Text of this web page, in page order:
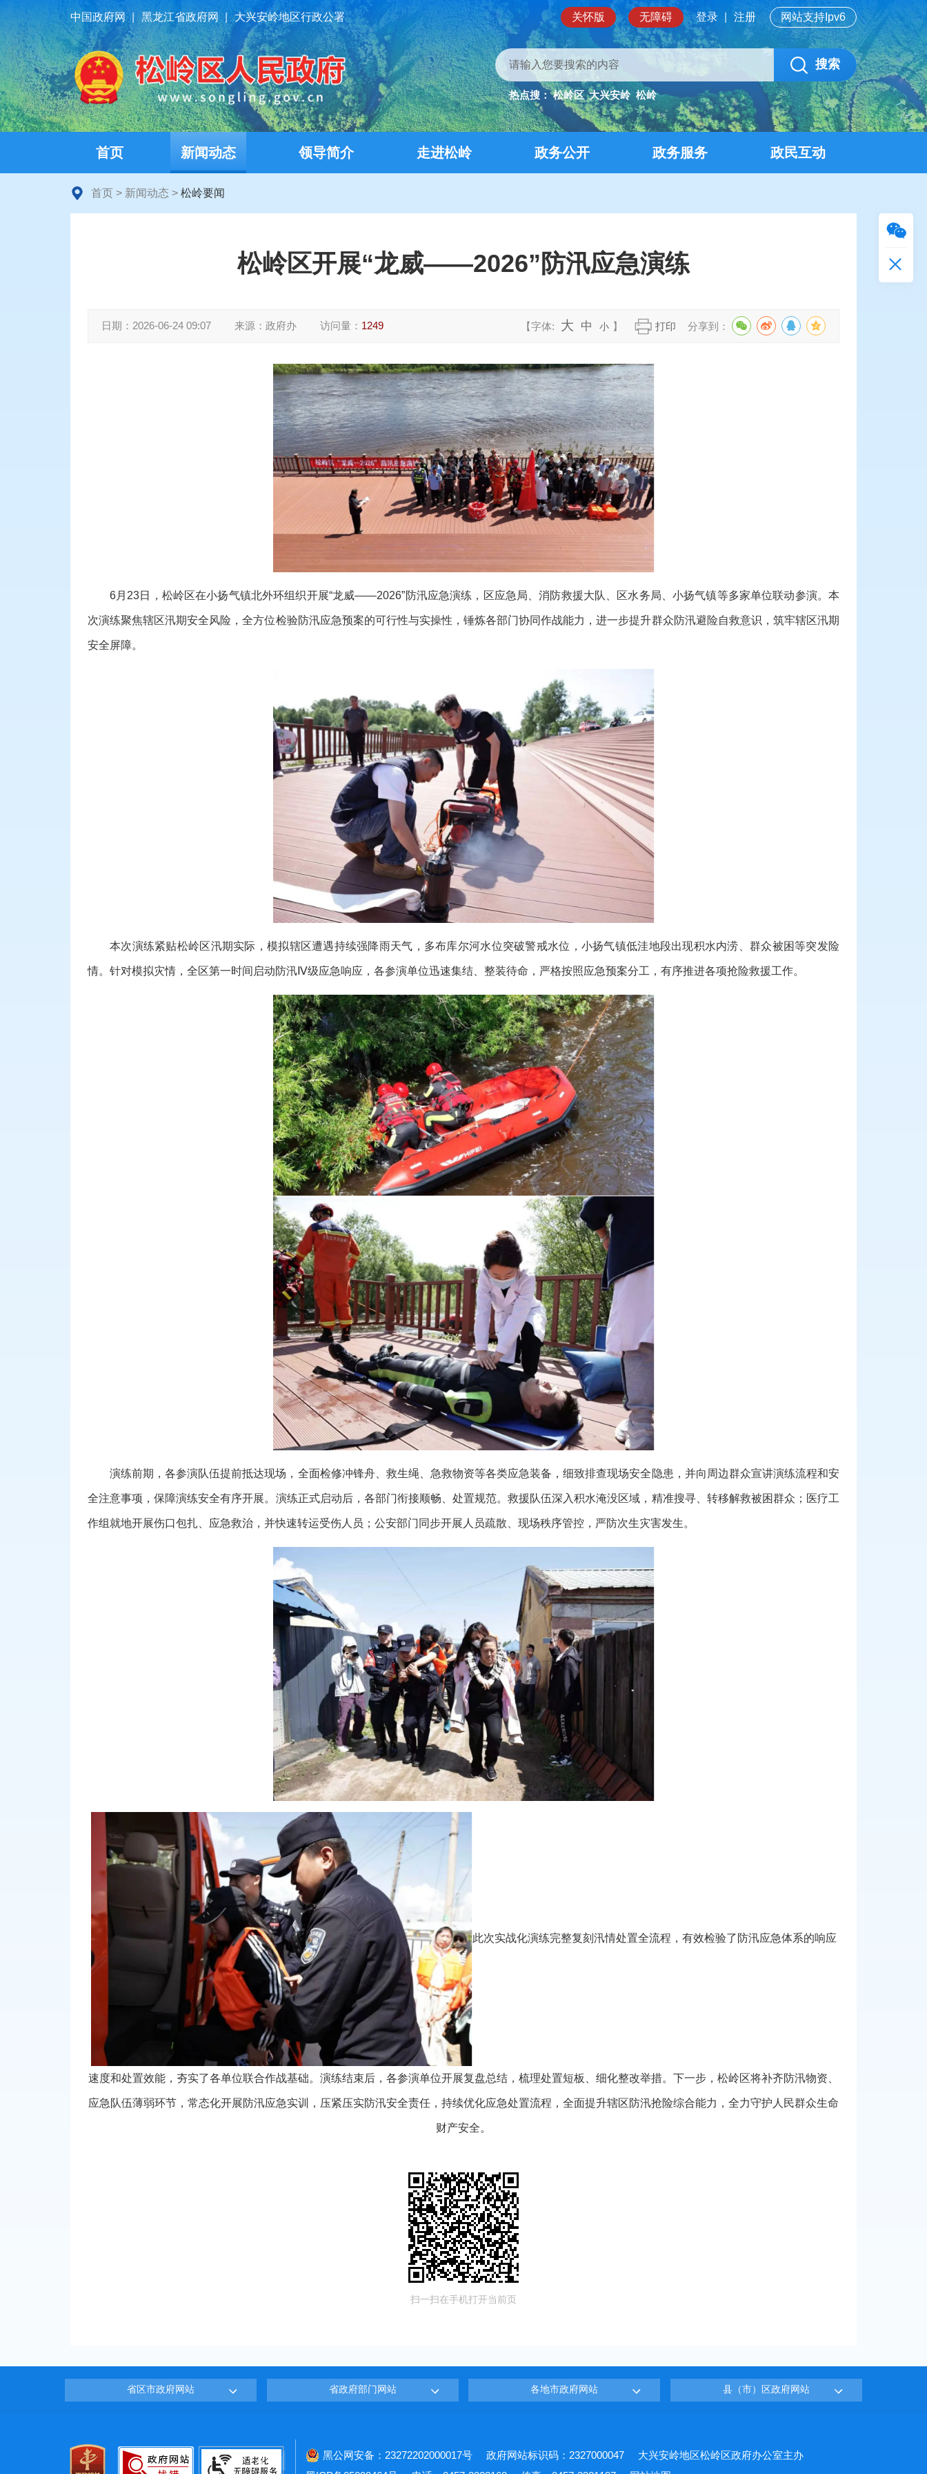
中国政府网 黑龙江省政府网 | 大兴安岭地区行政公署 关怀版 无障碍 网站支持Ipv6
登录 注册
搜索
热点搜： 松岭区 大兴安岭 松岭
首页 新闻动态 领导简介 走进松岭 政务公开 政务服务 政民互动
首页 > 新闻动态 > 松岭要闻
松岭区开展“龙威——2026”防汛应急演练
日期： 2026-06-24 09:07 来源： 政府办 访问量： 1249 【字体: 大 中 小 】 打印 分享到：
6月 23日，松岭区在小扬气镇北外环组织开展“龙威——2026”防汛应急演练，区应急局、消防救援大队、区水务局、小扬气镇等多家单位联动参演。本
次演练聚焦辖区汛期安全风险，全方位检验防汛应急预案的可行性与实操性，锤炼各部门协同作战能力，进一步提升群众防汛避险自救意识，筑牢辖区汛期
安全屏障。
本次演练紧贴松岭区汛期实际，模拟辖区遭遇持续强降雨天气，多布库尔河水位突破警戒水位，小扬气镇低洼地段出现积水内涝、群众被困等突发险
情。针对模拟灾情，全区第一时间启动防汛 Ⅳ级应急响应，各参演单位迅速集结、整装待命，严格按照应急预案分工，有序推进各项抢险救援工作。
演练前期，各参演队伍提前抵达现场，全面检修冲锋舟、救生绳、急救物资等各类应急装备，细致排查现场安全隐患，并向周边群众宣讲演练流程和安
全注意事项，保障演练安全有序开展。演练正式启动后，各部门衔接顺畅、处置规范。救援队伍深入积水淹没区域，精准搜寻、转移解救被困群众；医疗工
作组就地开展伤口包扎、应急救治，并快速转运受伤人员；公安部门同步开展人员疏散、现场秩序管控，严防次生灾害发生。
此次实战化演练完整复刻汛情处置全流程，有效检验了防汛应急体系的响应
速度和处置效能，夯实了各单位联合作战基础。演练结束后，各参演单位开展复盘总结，梳理处置短板、细化整改举措。下一步，松岭区将补齐防汛物资、
应急队伍薄弱环节，常态化开展防汛应急实训，压紧压实防汛安全责任，持续优化应急处置流程，全面提升辖区防汛抢险综合能力，全力守护人民群众生命
财产安全。
扫一扫在手机打开当前页
省区市政府网站 省政府部门网站 各地市政府网站 县（市）区政府网站
黑公网安备：23272202000017号 政府网站标识码：2327000047
大兴安岭地区松岭区政府办公室主办